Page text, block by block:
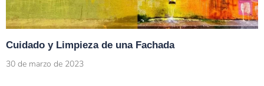
Cuidado y Limpieza de una Fachada
30 de marzo de 2023